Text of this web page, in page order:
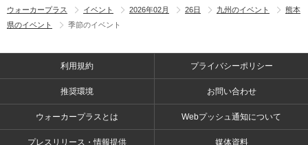
ウォーカープラス イベント 2026年02月 26日 九州のイベント
熊本
県のイベント
季節のイベント
利用規約 プライバシーポリシー
推奨環境 お問い合わせ
ウォーカープラスとは Webプッシュ通知について
プレスリリース・情報提供 媒体資料